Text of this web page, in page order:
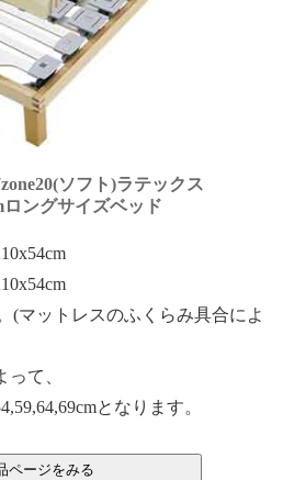
ソフト)ラテックス
ロングサイズベッド
(マットレスのふくらみ具合によ
て、
となります。